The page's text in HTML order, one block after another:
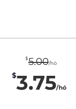
$5.00/hó
$3.75/hó